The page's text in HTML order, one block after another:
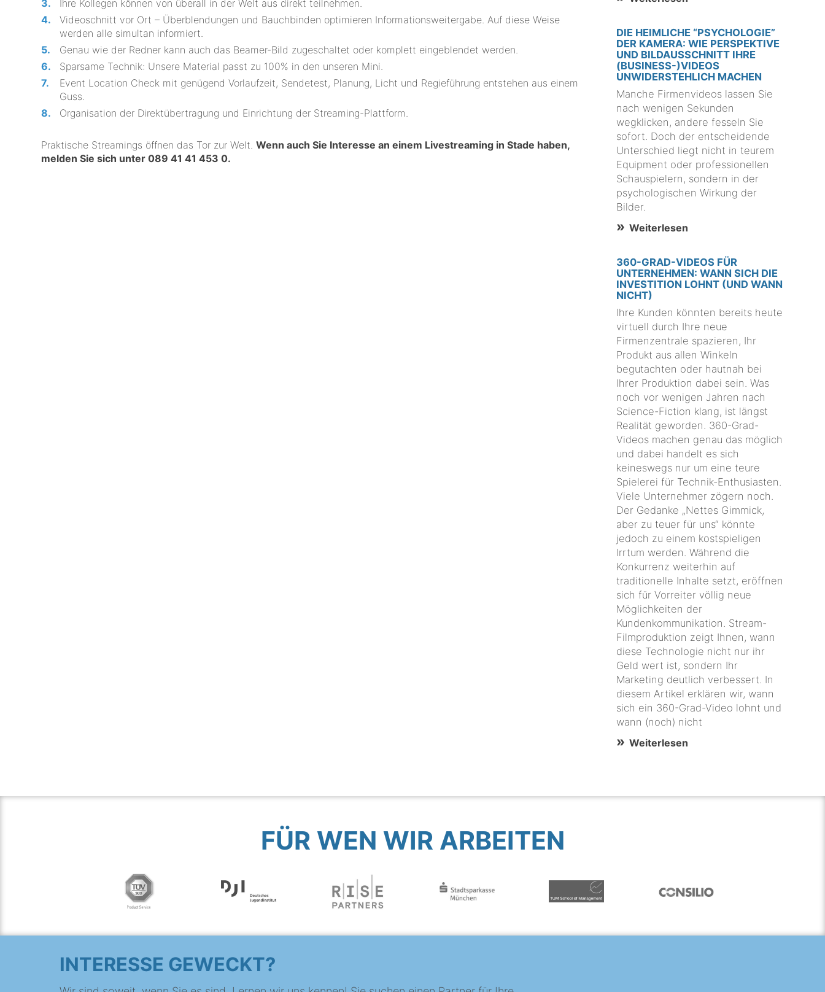
Ihre Kollegen können von überall in der Welt aus direkt teilnehmen.
Videoschnitt vor Ort – Überblendungen und Bauchbinden optimieren Informationsweitergabe. Auf diese Weise
werden alle simultan informiert.
Genau wie der Redner kann auch das Beamer-Bild zugeschaltet oder komplett eingeblendet werden.
Sparsame Technik: Unsere Material passt zu 100% in den unseren Mini.
Event Location Check mit genügend Vorlaufzeit, Sendetest, Planung, Licht und Regieführung entstehen aus einem
Guss.
Organisation der Direktübertragung und Einrichtung der Streaming-Plattform.
Praktische Streamings öffnen das Tor zur Welt.Wenn auch Sie Interesse an einem Livestreaming in Stade haben,
melden Sie sich unter089 41 41 453 0.
DIE HEIMLICHE “PSYCHOLOGIE”
DER KAMERA: WIE PERSPEKTIVE
UND BILDAUSSCHNITT IHRE
(BUSINESS-)VIDEOS
UNWIDERSTEHLICH MACHEN
Manche Firmenvideos lassen Sie
nach wenigen Sekunden
wegklicken, andere fesseln Sie
sofort. Doch der entscheidende
Unterschied liegt nicht in teurem
Equipment oder professionellen
Schauspielern, sondern in der
psychologischen Wirkung der
Bilder.
Weiterlesen
360-GRAD-VIDEOS FÜR
UNTERNEHMEN: WANN SICH DIE
INVESTITION LOHNT (UND WANN
NICHT)
Ihre Kunden könnten bereits heute
virtuell durch Ihre neue
Firmenzentrale spazieren, Ihr
Produkt aus allen Winkeln
begutachten oder hautnah bei
Ihrer Produktion dabei sein. Was
noch vor wenigen Jahren nach
Science-Fiction klang, ist längst
Realität geworden. 360-Grad-
Videos machen genau das möglich
und dabei handelt es sich
keineswegs nur um eine teure
Spielerei für Technik-Enthusiasten.
Viele Unternehmer zögern noch.
Der Gedanke „Nettes Gimmick,
aber zu teuer für uns“ könnte
jedoch zu einem kostspieligen
Irrtum werden. Während die
Konkurrenz weiterhin auf
traditionelle Inhalte setzt, eröffnen
sich für Vorreiter völlig neue
Möglichkeiten der
Kundenkommunikation. Stream-
Filmproduktion zeigt Ihnen, wann
diese Technologie nicht nur ihr
Geld wert ist, sondern Ihr
Marketing deutlich verbessert. In
diesem Artikel erklären wir, wann
sich ein 360-Grad-Video lohnt und
wann (noch) nicht
Weiterlesen
FÜR WEN WIR ARBEITEN
INTERESSE GEWECKT?